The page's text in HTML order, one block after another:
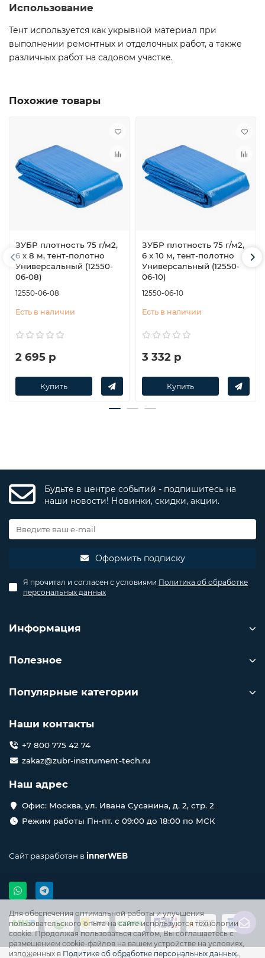
Использование
Тент используется как укрывной материал при
выполнении ремонтных и отделочных работ, а также
различных работ на садовом участке.
Похожие товары
ЗУБР плотность 75 г/м2,
6 х 8 м, тент-полотно
Универсальный (12550-
06-08)
12550-06-08
Есть в наличии
2 695 р
Купить
ЗУБР плотность 75 г/м2,
6 х 10 м, тент-полотно
Универсальный (12550-
06-10)
12550-06-10
Есть в наличии
3 332 р
Купить
Для обеспечения оптимальной работы и улучшения
пользовательского опыта на сайте используются технологии
cookie. Продолжая пользоваться сайтом, Вы соглашаетесь с
размещением cookie-файлов на вашем устройстве на условиях,
изложенных в Политике об обработке персональных данных.
Будьте в центре событий - подпишитесь на
наши новости! Новинки, скидки, акции.
Оформить подписку
Я прочитал и согласен с условиями Политика об обработке
персональных данных
Информация
Полезное
Популярные категории
Наши контакты
+7 800 775 42 74
zakaz@zubr-instrument-tech.ru
Наш адрес
Офис: Москва, ул. Ивана Сусанина, д. 2, стр. 2
Режим работы Пн-пт. с 09:00 до 18:00 по МСК
Сайт разработан вinnerWEB